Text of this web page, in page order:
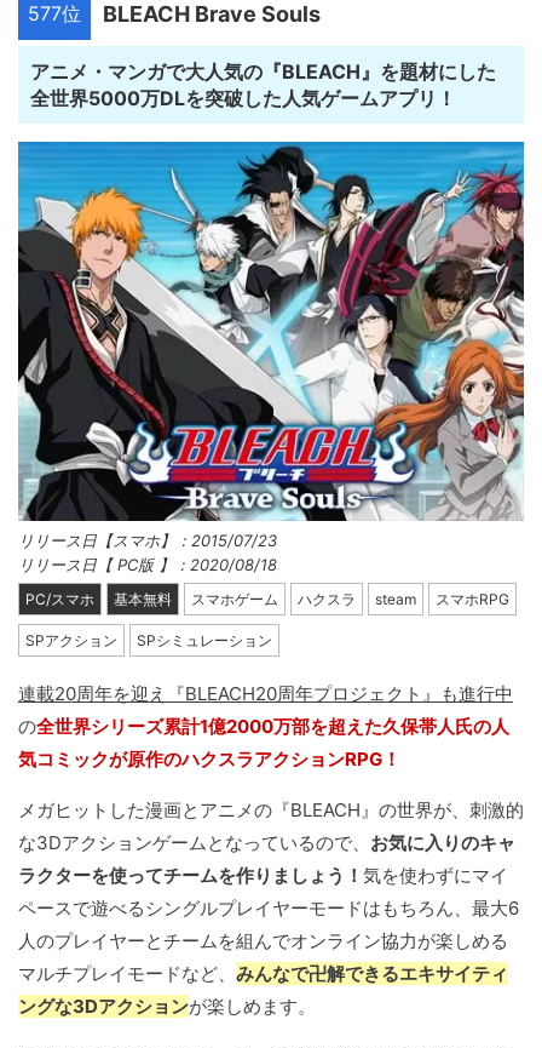
577位 BLEACH Brave Souls
アニメ・マンガで大人気の『BLEACH』を題材にした
全世界5000万DLを突破した人気ゲームアプリ！
リリース日【スマホ】：2015/07/23
リリース日【 PC版 】：2020/08/18
PC/スマホ 基本無料 スマホゲーム ハクスラ steam スマホRPG
SPアクション SPシミュレーション
連載20周年を迎え『BLEACH20周年プロジェクト』も進行中
の全世界シリーズ累計1億2000万部を超えた久保帯人氏の人
気コミックが原作のハクスラアクションRPG！
メガヒットした漫画とアニメの『BLEACH』の世界が、刺激的
な3Dアクションゲームとなっているので、 お気に入りのキャ
ラクターを使ってチームを作りましょう！ 気を使わずにマイ
ペースで遊べるシングルプレイヤーモードはもちろん、最大6
人のプレイヤーとチームを組んでオンライン協力が楽しめる
マルチプレイモードなど、 みんなで卍解できるエキサイティ
ングな3Dアクションが楽しめます。